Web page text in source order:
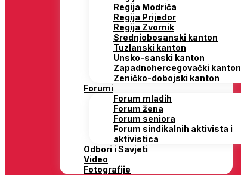
Regija Modriča
Regija Prijedor
Regija Zvornik
Srednjobosanski kanton
Tuzlanski kanton
Unsko-sanski kanton
Zapadnohercegovački kanton
Zeničko-dobojski kanton
Forumi
Forum mladih
Forum žena
Forum seniora
Forum sindikalnih aktivista i
aktivistica
Odbori i Savjeti
Video
Fotografije